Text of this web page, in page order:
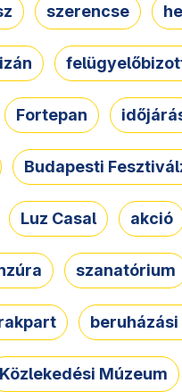
szerencse
Fortepan
Budapesti
Luz Casal akció
szanatórium
Közlekedési Múzeum